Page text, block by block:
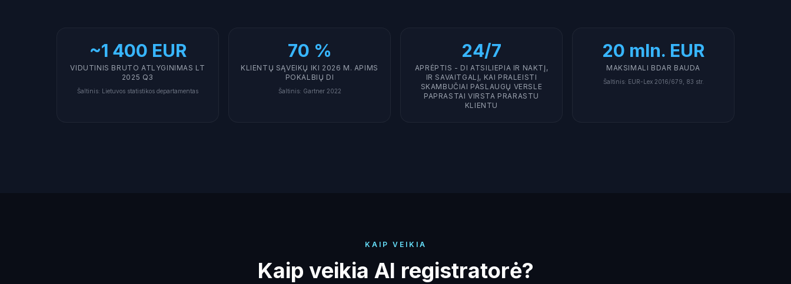
~1 400 EUR
VIDUTINIS BRUTO ATLYGINIMAS LT
2025 Q3
Šaltinis: Lietuvos statistikos departamentas
70 %
KLIENTŲ SĄVEIKŲ IKI 2026 M. APIMS
POKALBIŲ DI
Šaltinis: Gartner 2022
24/7
APRĖPTIS - DI ATSILIEPIA IR NAKTĮ,
IR SAVAITGALĮ, KAI PRALEISTI
SKAMBUČIAI PASLAUGŲ VERSLE
PAPRASTAI VIRSTA PRARASTU
KLIENTU
20 mln. EUR
MAKSIMALI BDAR BAUDA
Šaltinis: EUR-Lex 2016/679, 83 str.
KAIP VEIKIA
Kaip veikia AI registratorė?